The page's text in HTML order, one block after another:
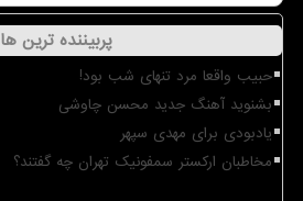
پربیننده ترین ها
حبیب واقعا مرد تنهای شب بود!
بشنوید آهنگ جدید محسن چاوشی
یادبودی برای مهدی سپهر
مخاطبان ارکستر سمفونیک تهران چه گفتند؟